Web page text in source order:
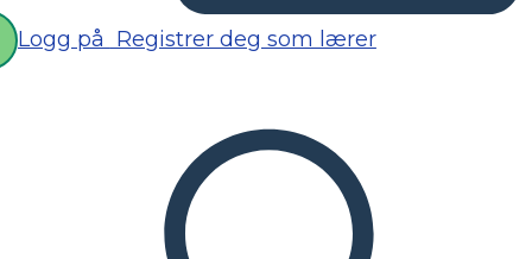
Logg på Registrer deg som lærer